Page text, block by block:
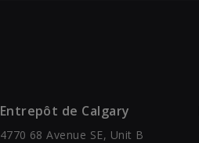
Entrepôt de Calgary
4770 68 Avenue SE, Unit B